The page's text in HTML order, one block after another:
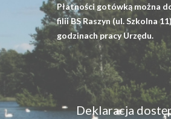
Płatności gotówką można
filii BS Raszyn (ul. Szkolna
godzinach pracy Urzędu.
Menu
Deklaracja